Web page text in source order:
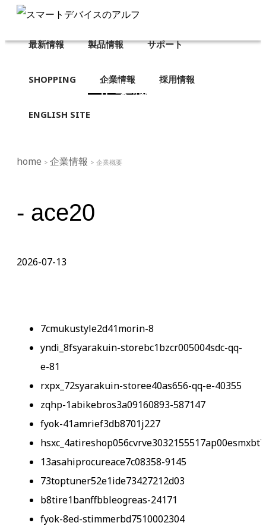
最新情報 製品情報 サポート
SHOPPING 企業情報 採用情報
ENGLISH SITE
企業概要
home > 企業情報 > 企業概要
- ace20
2026-07-13
7cmukustyle2d41morin-8
yndi_8fsyarakuin-storebc1bzcr005004sdc-qq-
e-81
rxpx_72syarakuin-storee40as656-qq-e-40355
zqhp-1abikebros3a09160893-587147
fyok-41amrief3db8701j227
13asahiprocureace7c08358-9145
73toptuner52e1ide73427212d03
b8tire1banffbbleogreas-24171
fyok-8ed-stimmerbd7510002304